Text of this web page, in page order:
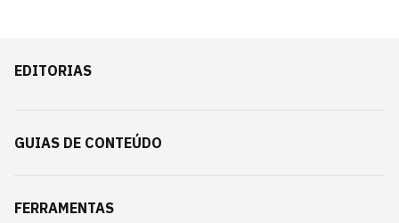
EDITORIAS
GUIAS DE CONTEÚDO
FERRAMENTAS